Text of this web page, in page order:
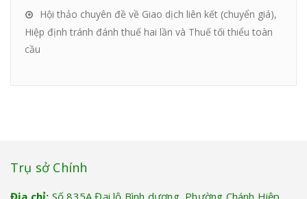
Hội thảo chuyên đề về Giao dịch liên kết (chuyển giá),
Hiệp định tránh đánh thuế hai lần và Thuế tối thiểu toàn
cầu
Trụ sở Chính
Địa chỉ: Số 835A Đại lộ Bình dương, Phường Chánh Hiệp,